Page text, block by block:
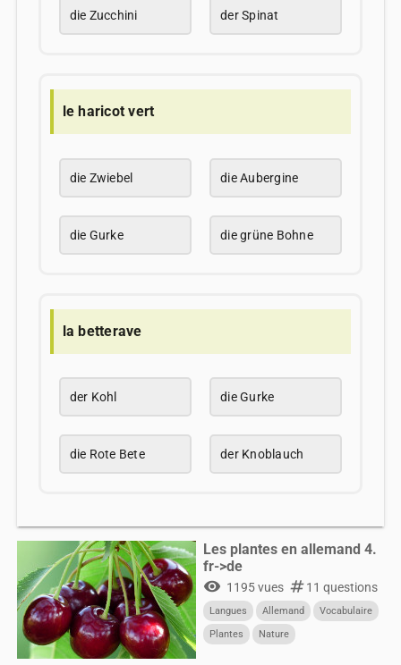
die Zucchini der Spinat
le haricot vert
die Zwiebel die Aubergine
die Gurke die grüne Bohne
la betterave
der Kohl die Gurke
die Rote Bete der Knoblauch
Les plantes en allemand 4.
fr->de
visibility 1195 vues numbers11 questions
Langues Allemand
Vocabulaire
Plantes
Nature